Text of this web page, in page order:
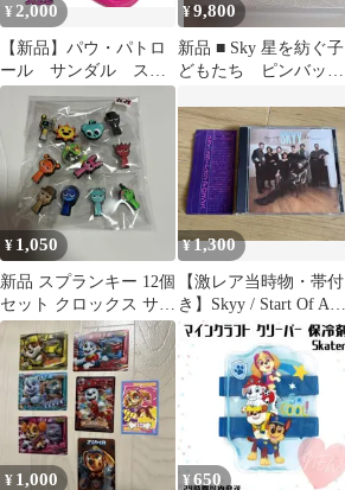
¥2,000
【新品】パウ・パトロ
ール サンダル スカ
イ ピンク 18㌢
¥9,800
新品 ■ Sky 星を紡ぐ子
どもたち ピンバッ
携 スカイ
¥ 1,050
新品 スプランキー 12個
セット クロックス サン
ダル チャーム ジビッ
¥1,300
【激レア当時物・帯付
き】Skyy / Start Of A
Romance CD
¥ 1,000 ¥650